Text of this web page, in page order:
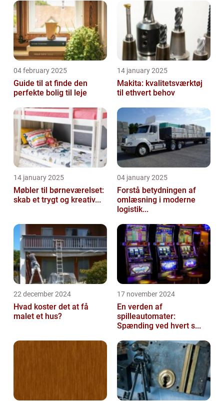
04 february 2025
Guide til at finde den
perfekte bolig til leje
14 january 2025
Makita: kvalitetsværktøj
til ethvert behov
14 january 2025
Møbler til børneværelset:
skab et trygt og kreativ...
04 january 2025
Forstå betydningen af
omlæsning i moderne
logistik...
22 december 2024
Hvad koster det at få
malet et hus?
17 november 2024
En verden af
spilleautomater:
Spænding ved hvert s...